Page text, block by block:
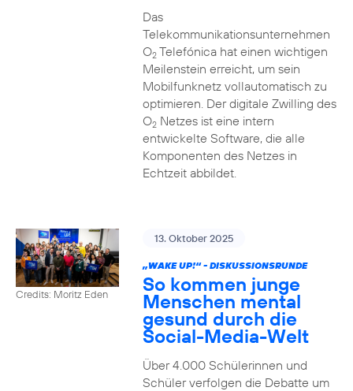
Das
Telekommunikationsunternehmen
O2Telefónica hat einen wichtigen
Meilenstein erreicht, um sein
Mobilfunknetz vollautomatisch zu
optimieren. Der digitale Zwilling des
O2Netzes ist eine intern
entwickelte Software, die alle
Komponenten des Netzes in
Echtzeit abbildet.
Credits: Moritz Eden
13. Oktober 2025
„WAKE UP!“ - DISKUSSIONSRUNDE
So kommen junge
Menschen mental
gesund durch die
Social-Media-Welt
Über 4.000 Schülerinnen und
Schüler verfolgen die Debatte um